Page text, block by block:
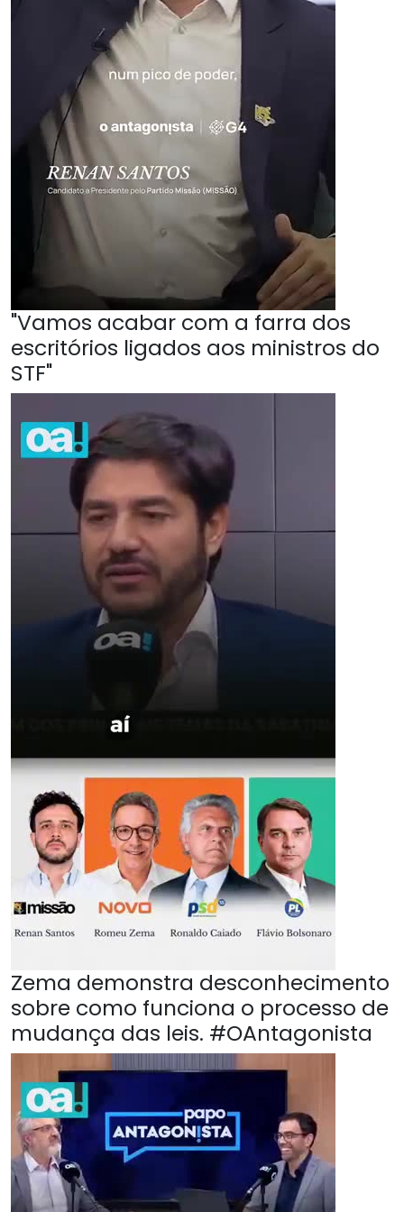
"Vamos acabar com a farra dos
escritórios ligados aos ministros do
STF"
Zema demonstra desconhecimento
sobre como funciona o processo de
mudança das leis. #OAntagonista